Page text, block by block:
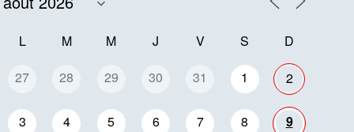
L M M J V S D
27 28 29 30 31 1 2
3 4 5 6 7 8 9